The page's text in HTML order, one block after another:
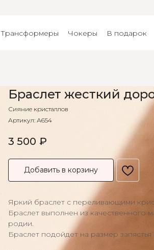
В подарок
Чокеры
Трансформеры
Браслет жесткий
Сияние кристаллов
Артикул: А654
3 500 ₽
Добавить в корзину
Яркий браслет с переливающими
Браслет выполнен из качественного
родии.
Браслет подойдет на размер запястья